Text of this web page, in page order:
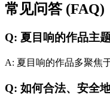
常见问答 (FAQ)
Q: 夏目响的作品主
A: 夏目响的作品多聚焦
Q: 如何合法、安全